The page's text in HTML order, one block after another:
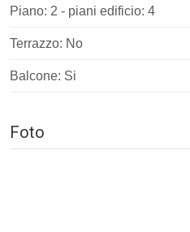
Piano: 2 - piani edificio: 4
Terrazzo: No
Balcone: Si
Foto